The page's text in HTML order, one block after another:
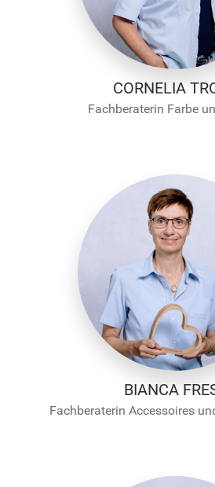
CORNELIA
Fachberaterin Farbe
BIANCA
Fachberaterin Accessoires